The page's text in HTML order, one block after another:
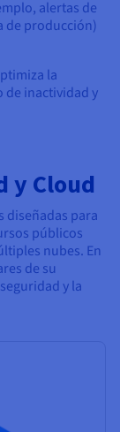
alertas de
de producción)
la
de inactividad y
y Cloud
diseñadas para
públicos
nubes. En
de su
y la